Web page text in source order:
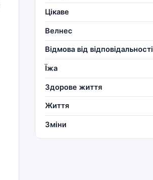
Цікаве
Велнес
Відмова від відповідальності
Їжа
Здорове життя
Життя
Зміни